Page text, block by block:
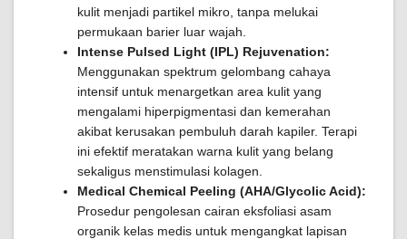
kulit menjadi partikel mikro, tanpa melukai
permukaan barier luar wajah.
Intense Pulsed Light (IPL) Rejuvenation:
Menggunakan spektrum gelombang cahaya
intensif untuk menargetkan area kulit yang
mengalami hiperpigmentasi dan kemerahan
akibat kerusakan pembuluh darah kapiler. Terapi
ini efektif meratakan warna kulit yang belang
sekaligus menstimulasi kolagen.
Medical Chemical Peeling (AHA/Glycolic Acid):
Prosedur pengolesan cairan eksfoliasi asam
organik kelas medis untuk mengangkat lapisan